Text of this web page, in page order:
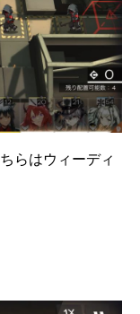
らはウィーディ